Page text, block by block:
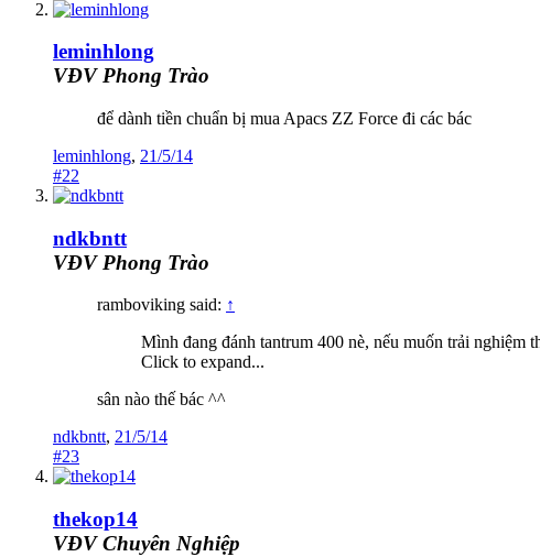
leminhlong
VĐV Phong Trào
để dành tiền chuẩn bị mua Apacs ZZ Force đi các bác
leminhlong, 21/5/14
#22
ndkbntt
VĐV Phong Trào
ramboviking said: ↑
Mình đang đánh tantrum 400 nè, nếu muốn trải
Click to expand...
sân nào thế bác ^^
ndkbntt, 21/5/14
#23
thekop14
VĐV Chuyên Nghiệp